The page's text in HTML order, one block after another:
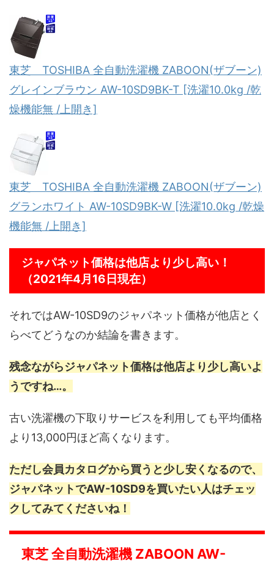
東芝 TOSHIBA 全自動洗濯機 ZABOON(ザブーン)
グレインブラウン AW-10SD9BK-T [洗濯10.0kg /乾
燥機能無 /上開き]
東芝 TOSHIBA 全自動洗濯機 ZABOON(ザブーン)
グランホワイト AW-10SD9BK-W [洗濯10.0kg /乾燥
機能無 /上開き]
ジャパネット価格は他店より少し高い！
（2021年4月16日現在）
それではAW-10SD9のジャパネット価格が他店とく
らべてどうなのか結論を書きます。
残念ながらジャパネット価格は他店より少し高いよ
うですね…。
古い洗濯機の下取りサービスを利用しても平均価格
より13,000円ほど高くなります。
ただし会員カタログから買うと少し安くなるので、
ジャパネットでAW-10SD9を買いたい人はチェッ
クしてみてくださいね！
東芝 全自動洗濯機 ZABOON AW-